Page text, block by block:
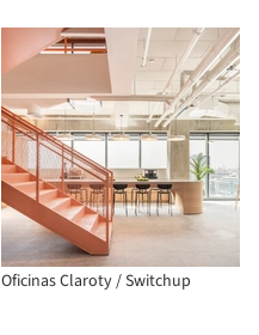
Oficinas Claroty / Switchup